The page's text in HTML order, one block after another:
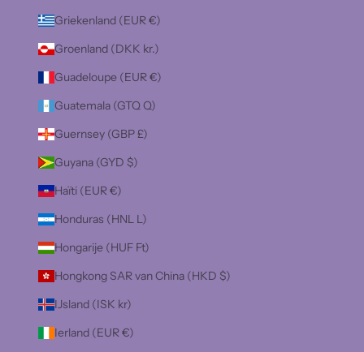
Griekenland (EUR €)
Groenland (DKK kr.)
Guadeloupe (EUR €)
Guatemala (GTQ Q)
Guernsey (GBP £)
Guyana (GYD $)
Haïti (EUR €)
Honduras (HNL L)
Hongarije (HUF Ft)
Hongkong SAR van China (HKD $)
IJsland (ISK kr)
Ierland (EUR €)